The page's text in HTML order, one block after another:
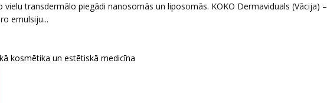
transdermālo piegādi nanosomās un liposomās. KOKO Dermaviduals (Vācija) –
emulsiju...
kosmētika un estētiskā medicīna